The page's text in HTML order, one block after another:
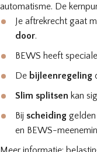
automatisme. De
Je aftrekrecht gaat
door.
BEWS heeft
De bijleenregeling
Slim splitsen kan
Bij scheiding
en BEWS-